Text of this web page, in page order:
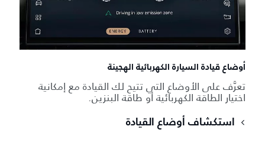
أوضاع قيادة السيارة الكهربائية الهجينة
تعرَّف على الأوضاع التي تتيح لك القيادة مع إمكانية
اختيار الطاقة الكهربائية أو طاقة البنزين.
استكشاف أوضاع القيادة